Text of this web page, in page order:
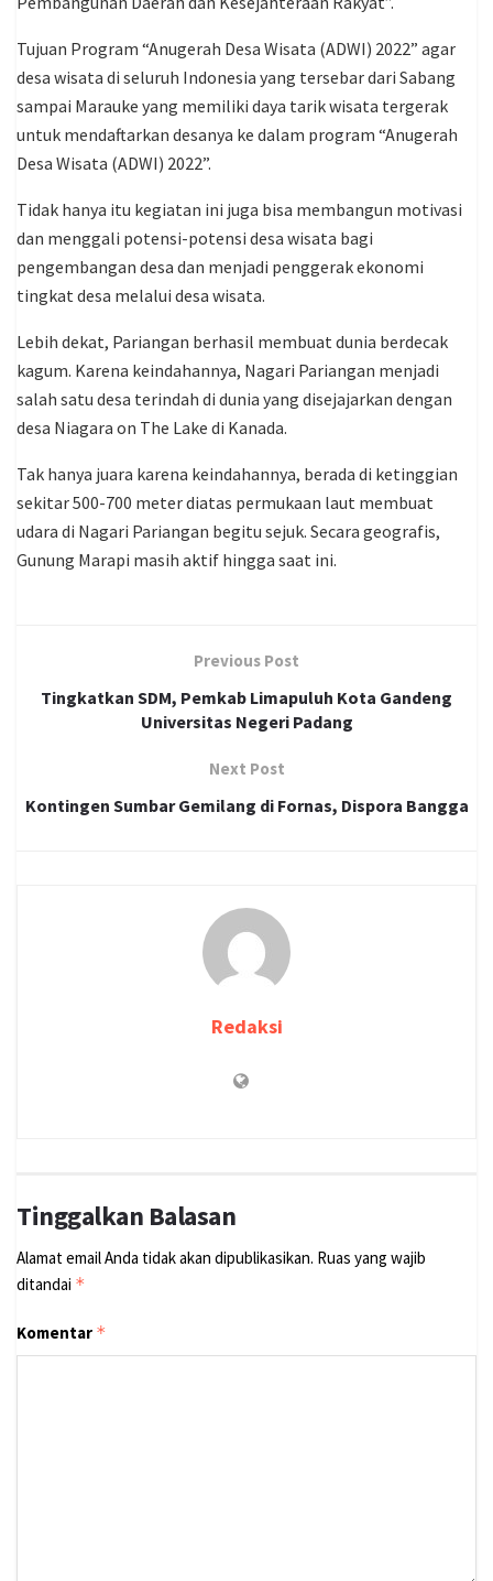
Tujuan Program “Anugerah Desa Wisata (ADWI) 2022” agar
desa wisata di seluruh Indonesia yang tersebar dari Sabang
sampai Marauke yang memiliki daya tarik wisata tergerak
untuk mendaftarkan desanya ke dalam program “Anugerah
Desa Wisata (ADWI) 2022”.
Tidak hanya itu kegiatan ini juga bisa membangun motivasi
dan menggali potensi-potensi desa wisata bagi
pengembangan desa dan menjadi penggerak ekonomi
tingkat desa melalui desa wisata.
Lebih dekat, Pariangan berhasil membuat dunia berdecak
kagum. Karena keindahannya, Nagari Pariangan menjadi
salah satu desa terindah di dunia yang disejajarkan dengan
desa Niagara on The Lake di Kanada.
Tak hanya juara karena keindahannya, berada di ketinggian
sekitar 500-700 meter diatas permukaan laut membuat
udara di Nagari Pariangan begitu sejuk. Secara geografis,
Gunung Marapi masih aktif hingga saat ini.
Previous Post
Tingkatkan SDM, Pemkab Limapuluh Kota Gandeng
Universitas Negeri Padang
Next Post
Kontingen Sumbar Gemilang di Fornas, Dispora Bangga
Redaksi
Tinggalkan Balasan
Alamat email Anda tidak akan dipublikasikan. Ruas yang wajib
ditandai *
Komentar *